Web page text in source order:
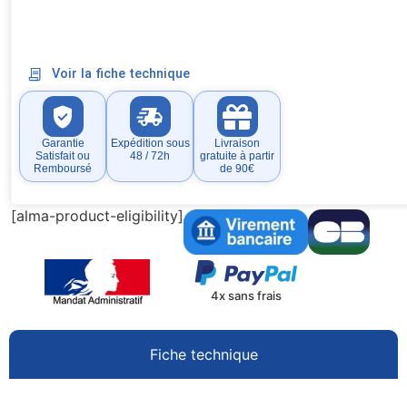
Voir la fiche technique
Garantie
Satisfait ou
Remboursé
Expédition sous
48 / 72h
Livraison
gratuite à partir
de 90€
[alma-product-eligibility]
4x sans frais
Fiche technique